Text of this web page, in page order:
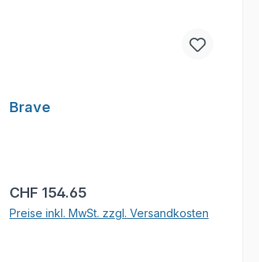
Brave
Regulärer Preis:
CHF 154.65
Preise inkl. MwSt. zzgl. Versandkosten